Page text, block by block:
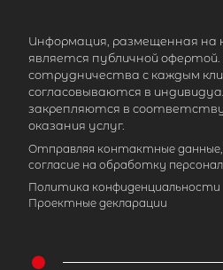
Информация, размещенная
является публичной офертой.
сотрудничества с каждым
согласовываются в
закрепляются в
оказания услуг.
Отправляя контактные
согласие на обработку
Политика конфиденциальности
Проектные декларации